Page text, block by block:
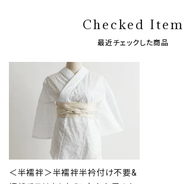
Checked Item
最近チェックした商品
＜半襦袢＞半襦袢半衿付け不要&